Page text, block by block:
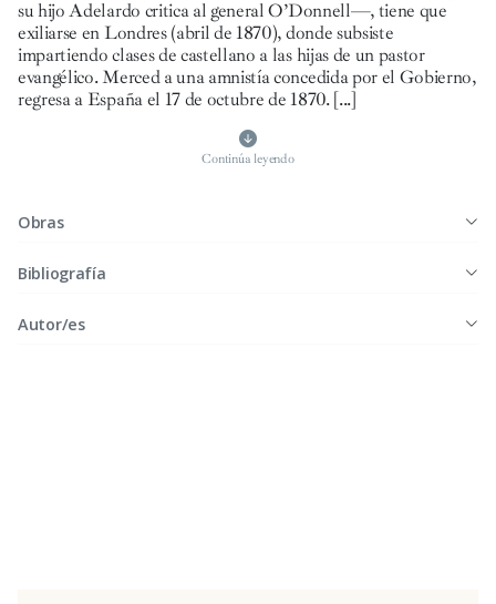
su hijo Adelardo critica al general O’Donnell—, tiene que
exiliarse en Londres (abril de 1870), donde subsiste
impartiendo clases de castellano a las hijas de un pastor
evangélico. Merced a una amnistía concedida por el Gobierno,
regresa a España el 17 de octubre de 1870.[...]
Continúa leyendo
Obras
Bibliografía
Autor/es